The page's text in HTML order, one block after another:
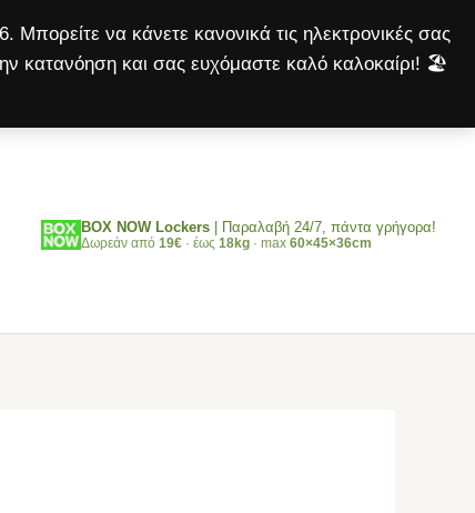
να κάνετε κανονικά τις ηλεκτρονικές σας
κατανόηση και σας ευχόμαστε καλό καλοκαίρι! 🏖️
BOX NOW Lockers | Παραλαβή 24/7, πάντα γρήγορα!
Δωρεάν από 19€ · έως 18kg · max 60×45×36cm